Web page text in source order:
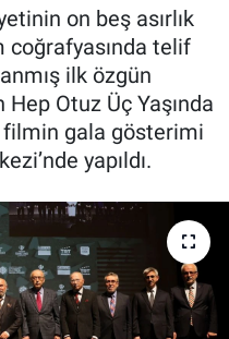
on beş asırlık
coğrafyasında telif
ilk özgün
Otuz Üç Yaşında
gala gösterimi
yapıldı.